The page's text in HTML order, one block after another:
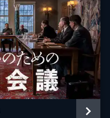
エマ・トーマス
クリストファー・ノーラン